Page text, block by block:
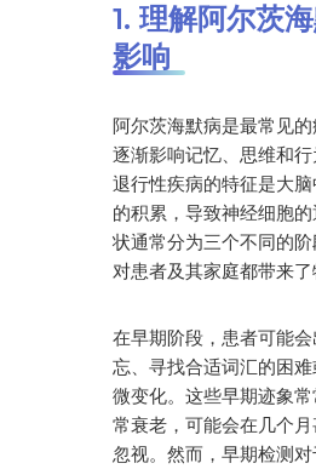
1. 理解阿尔茨
影响
阿尔茨海默病是最常见的
逐渐影响记忆、思维和
退行性疾病的特征是大
的积累，导致神经细胞
状通常分为三个不同的
对患者及其家庭都带来了
在早期阶段，患者可能
忘、寻找合适词汇的困
微变化。这些早期迹象
常衰老，可能会在几个
忽视。然而，早期检测